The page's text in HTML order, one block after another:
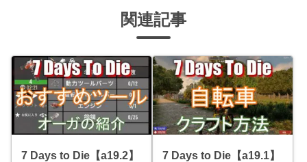
関連記事
7 Days to Die【a19.2】
7 Days to Die【a19.1】